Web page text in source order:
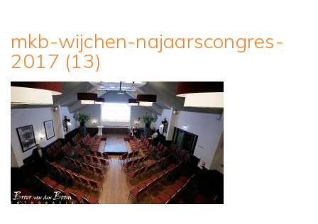
mkb-wijchen-najaarscongres-
2017 (13)